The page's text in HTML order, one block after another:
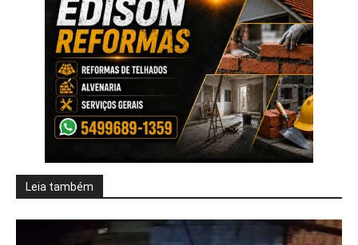
Leia também